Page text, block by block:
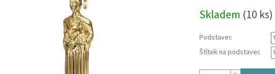
cena:
Skladem (10 ks)
Podstavec
Štítek na podstavec